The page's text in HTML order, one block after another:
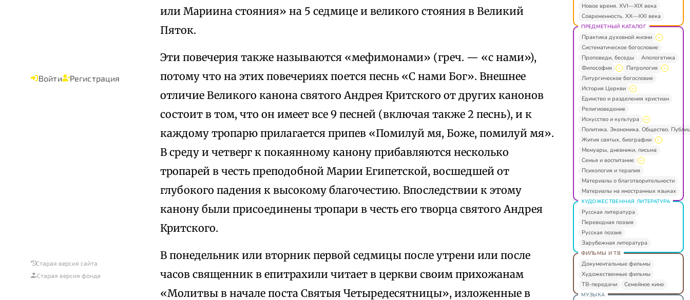
Войти Регистрация
Старая версия сайта
Старая версия фонда
или Мариина стояния» на 5 седмице и великого стояния в Великий
Пяток.
Эти повечерия также называются «мефимонами» (греч. — «с нами»),
потому что на этих повечериях поется песнь «С нами Бог». Внешнее
отличие Великого канона святого Андрея Критского от других канонов
состоит в том, что он имеет все 9 песней (включая также 2 песнь), и к
каждому тропарю прилагается припев «Помилуй мя, Боже, помилуй мя».
В среду и четверг к покаянному канону прибавляются несколько
тропарей в честь преподобной Марии Египетской, восшедшей от
глубокого падения к высокому благочестию. Впоследствии к этому
канону были присоединены тропари в честь его творца святого Андрея
Критского.
В понедельник или вторник первой седмицы после утрени или после
часов священник в епитрахили читает в церкви своим прихожанам
«Молитвы в начале поста Святыя Четыредесятницы», изложенные в
Новое время. XVI—XIX века
Современность. XX—XXI века
ПРЕДМЕТНЫЙ КАТАЛОГ
Практика духовной жизни
Систематическое богословие
Проповеди, беседы
Апологетика
Философия
Патрология
Литургическое богословие
История Церкви
Единство и разделения христиан
Религиоведение
Искусство и культура
Политика. Экономика. Общество.
Жития святых, биографии
Мемуары, дневники, письма
Семья и воспитание
Психология и терапия
Материалы о благотворительности
Материалы на иностранных языках
ХУДОЖЕСТВЕННАЯ ЛИТЕРАТУРА
Русская литература
Переводная поэзия
Русская поэзия
Зарубежная литература
ФИЛЬМЫ И ТВ
Документальные фильмы
Художественные фильмы
ТВ-передачи
Семейное кино
МУЗЫКА